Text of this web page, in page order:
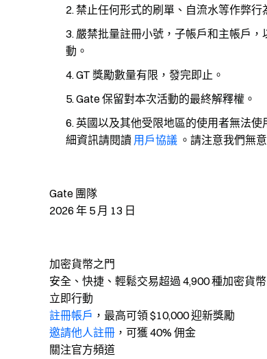
禁止任何形式的刷單、自流水等作弊
嚴禁批量註冊小號，子帳戶和主帳戶
動。
GT 獎勵數量有限，發完即止。
Gate 保留對本次活動的最終解釋權。
英國以及其他受限地區的使用者無法
細資訊請閱讀 用戶協議 。請注意我們無
Gate 團隊
2026 年 5 月 13 日
加密貨幣之門
安全、快捷、輕鬆交易超過 4,900 種加密貨幣
立即行動
註冊帳戶 ，最高可領 $10,000 迎新獎勵
邀請他人註冊 ，可獲 40% 佣金
關注官方頻道